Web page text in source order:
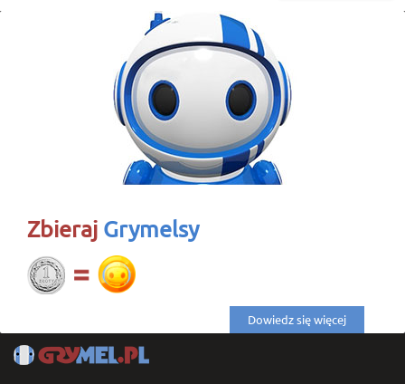
Zbieraj Grymelsy
Dowiedz się więcej